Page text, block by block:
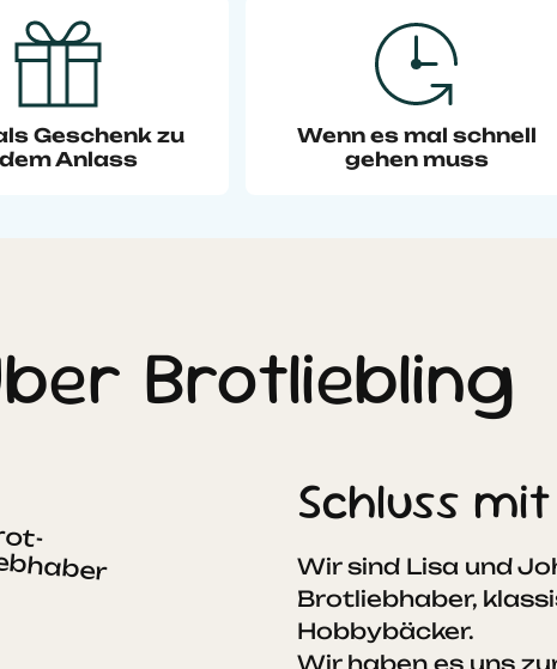
Geschenk zu
Anlass
Wenn es mal schnell
gehen muss
Brotliebling
Schluss
Wir sind Lisa und
Brotliebhaber,
Hobbybäcker.
Wir haben es uns